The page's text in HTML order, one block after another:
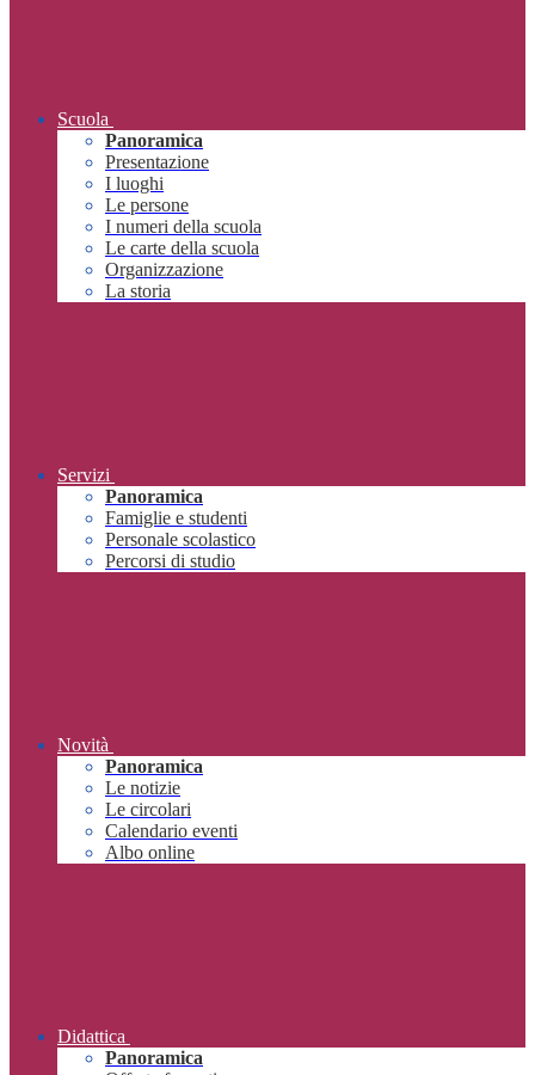
Scuola
Panoramica
Presentazione
I luoghi
Le persone
I numeri della scuola
Le carte della scuola
Organizzazione
La storia
Servizi
Panoramica
Famiglie e studenti
Personale scolastico
Percorsi di studio
Novità
Panoramica
Le notizie
Le circolari
Calendario eventi
Albo online
Didattica
Panoramica